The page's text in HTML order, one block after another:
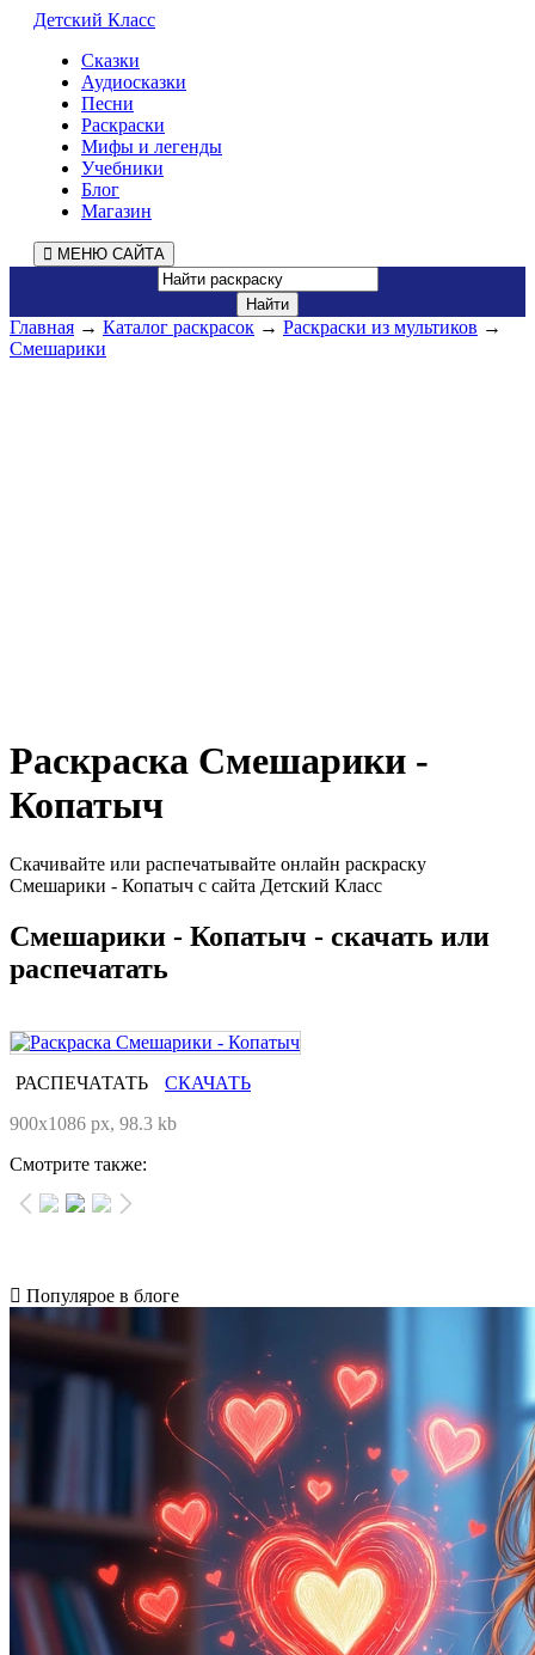
Детский Класс
Сказки
Аудиосказки
Песни
Раскраски
Мифы и легенды
Учебники
Блог
Магазин
МЕНЮ САЙТА
Главная → Каталог раскрасок → Раскраски из мультиков →
Смешарики
Раскраска Смешарики -
Копатыч
Скачивайте или распечатывайте онлайн раскраску
Смешарики - Копатыч с сайта Детский Класс
Смешарики - Копатыч - скачать или
распечатать
РАСПЕЧАТАТЬ
СКАЧАТЬ
900x1086 px, 98.3 kb
Смотрите также:
Популярое в блоге